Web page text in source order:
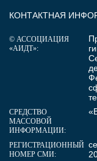
КОНТАКТНАЯ
© АССОЦИАЦИЯ
«АИДТ»:
СРЕДСТВО
МАССОВОЙ
ИНФОРМАЦИИ:
РЕГИСТРАЦИОННЫЙ
НОМЕР СМИ: